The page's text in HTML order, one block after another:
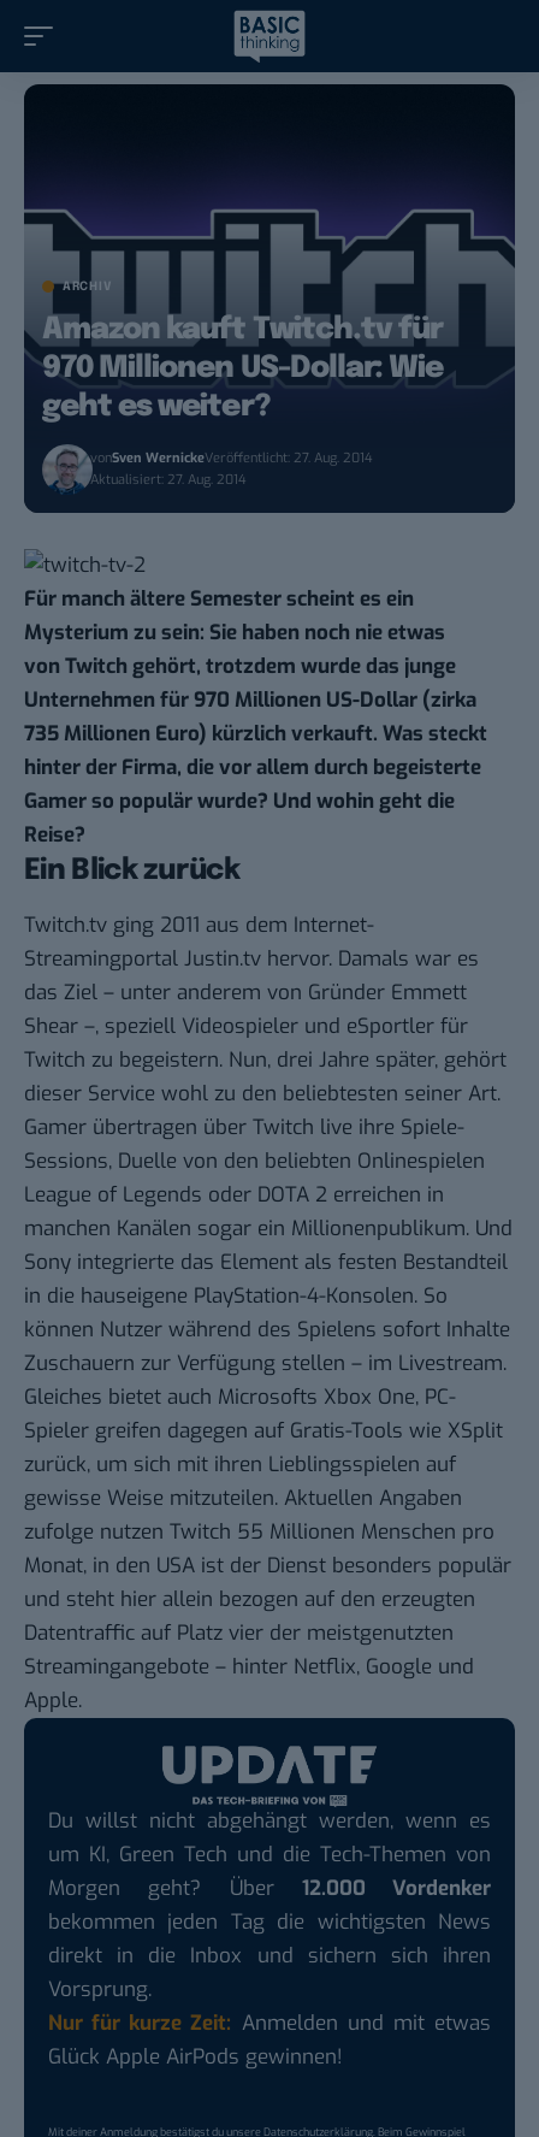
ARCHIV
Amazon kauft Twitch.tv für
970 Millionen US-Dollar: Wie
geht es weiter?
vonSven WernickeVeröffentlicht: 27. Aug. 2014
Aktualisiert: 27. Aug. 2014
Für manch ältere Semester scheint es ein
Mysterium zu sein: Sie haben noch nie etwas
von Twitch gehört, trotzdem wurde das junge
Unternehmen für 970 Millionen US-Dollar (zirka
735 Millionen Euro) kürzlich verkauft. Was steckt
hinter der Firma, die vor allem durch begeisterte
Gamer so populär wurde? Und wohin geht die
Reise?
Ein Blick zurück
Twitch.tv ging 2011 aus dem Internet-
Streamingportal Justin.tv hervor. Damals war es
das Ziel – unter anderem von Gründer Emmett
Shear –, speziell Videospieler und eSportler für
Twitch zu begeistern. Nun, drei Jahre später, gehört
dieser Service wohl zu den beliebtesten seiner Art.
Gamer übertragen über Twitch live ihre Spiele-
Sessions, Duelle von den beliebten Onlinespielen
League of Legends oder DOTA 2 erreichen in
manchen Kanälen sogar ein Millionenpublikum. Und
Sony integrierte das Element als festen Bestandteil
in die hauseigene PlayStation-4-Konsolen. So
können Nutzer während des Spielens sofort Inhalte
Zuschauern zur Verfügung stellen – im Livestream.
Gleiches bietet auch Microsofts Xbox One, PC-
Spieler greifen dagegen auf Gratis-Tools wie XSplit
zurück, um sich mit ihren Lieblingsspielen auf
gewisse Weise mitzuteilen. Aktuellen Angaben
zufolge nutzen Twitch 55 Millionen Menschen pro
Monat, in den USA ist der Dienst besonders populär
und steht hier allein bezogen auf den erzeugten
Datentraffic auf Platz vier der meistgenutzten
Streamingangebote – hinter Netflix, Google und
Apple.
Du willst nicht abgehängt werden, wenn es
um KI, Green Tech und die Tech-Themen von
Morgen geht? Über 12.000 Vordenker
bekommen jeden Tag die wichtigsten News
direkt in die Inbox und sichern sich ihren
Vorsprung.
Nur für kurze Zeit: Anmelden und mit etwas
Glück Apple AirPods gewinnen!
Mit deiner Anmeldung bestätigst du unsereDatenschutzerklärung. Beim Gewinnspiel